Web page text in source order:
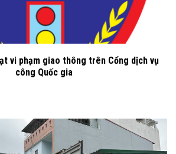
vi phạm giao thông trên Cổng dịch vụ
công Quốc gia